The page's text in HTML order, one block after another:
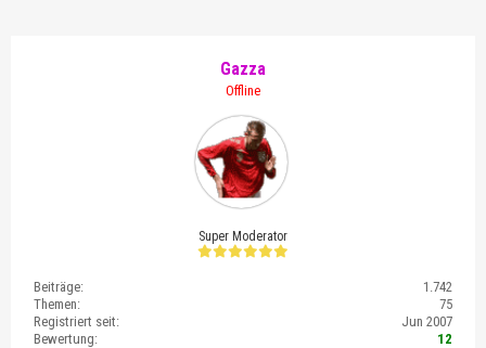
Gazza
Offline
Super Moderator
Beiträge:
1.742
Themen:
75
Registriert seit:
Jun 2007
Bewertung:
12